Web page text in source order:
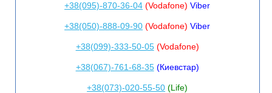
+38(095)-870-36-04 (Vodafone)Viber
+38(050)-888-09-90 (Vodafone)Viber
+38(099)-333-50-05(Vodafone)
+38(067)-761-68-35(Киевстар)
+38(073)-020-55-50 (Life)